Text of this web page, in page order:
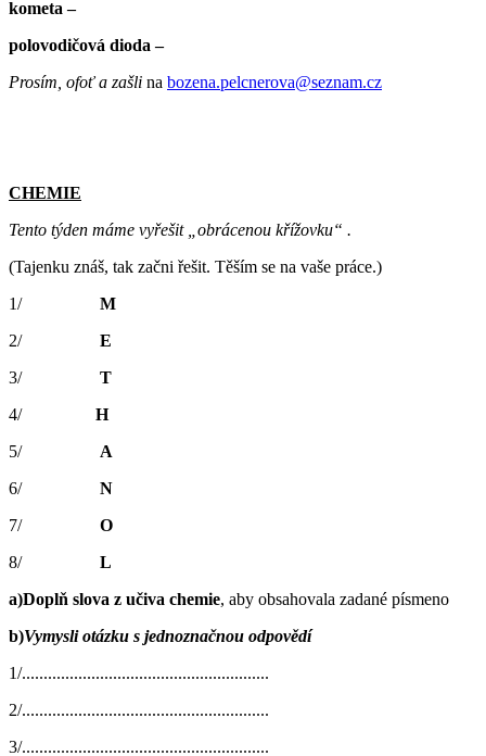
kometa –
polovodičová dioda –
Prosím, ofoť a zašli na bozena.pelcnerova@seznam.cz
CHEMIE
Tento týden máme vyřešit „obrácenou křížovku“ .
(Tajenku znáš, tak začni řešit. Těším se na vaše práce.)
1/ M
2/ E
3/ T
4/ H
5/ A
6/ N
7/ O
8/ L
a)Doplň slova z učiva chemie, aby obsahovala zadané písmeno
b)Vymysli otázku s jednoznačnou odpovědí
1/.........................................................
2/.........................................................
3/.........................................................